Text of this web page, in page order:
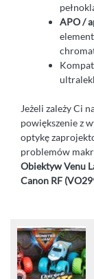
APO /
Jeżeli zależy Ci
powiększenie z
optykę
problemów
Obiektyw Venu
Canon RF